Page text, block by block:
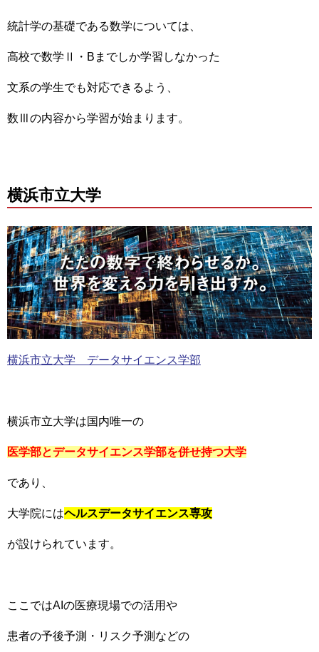
統計学の基礎である数学については、
高校で数学Ⅱ・Bまでしか学習しなかった
文系の学生でも対応できるよう、
数Ⅲの内容から学習が始まります。
横浜市立大学
横浜市立大学 データサイエンス学部
横浜市立大学は国内唯一の
医学部とデータサイエンス学部を併せ持つ大学
であり、
大学院にはヘルスデータサイエンス専攻
が設けられています。
ここではAIの医療現場での活用や
患者の予後予測・リスク予測などの